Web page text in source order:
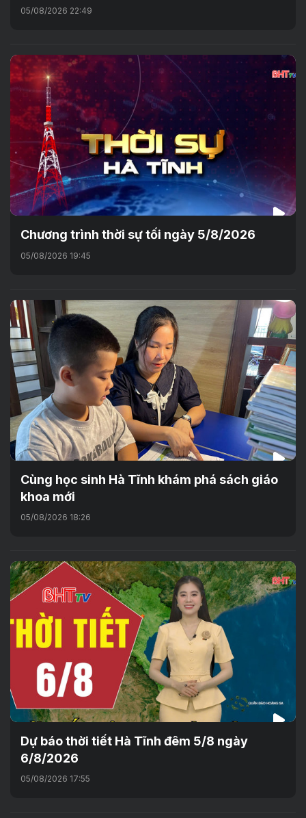
05/08/2026 22:49
Chương trình thời sự tối ngày 5/8/2026
05/08/2026 19:45
Cùng học sinh Hà Tĩnh khám phá sách giáo
khoa mới
05/08/2026 18:26
Dự báo thời tiết Hà Tĩnh đêm 5/8 ngày
6/8/2026
05/08/2026 17:55